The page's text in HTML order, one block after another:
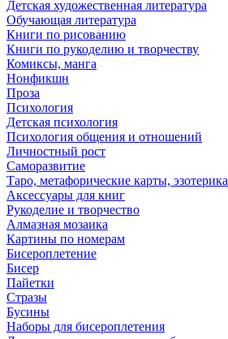
Детская художественная литература
Обучающая литература
Книги по рисованию
Книги по рукоделию и творчеству
Комиксы, манга
Нонфикшн
Проза
Психология
Детская психология
Психология общения и отношений
Личностный рост
Саморазвитие
Таро, метафорические карты, эзотерика
Аксессуары для книг
Рукоделие и творчество
Алмазная мозаика
Картины по номерам
Бисероплетение
Бисер
Пайетки
Стразы
Бусины
Наборы для бисероплетения